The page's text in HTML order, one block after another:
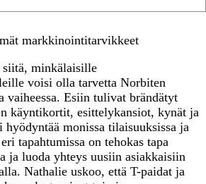
markkinointitarvikkeet
siitä, minkälaisille
voisi olla tarvetta Norbiten
vaiheessa. Esiin tulivat brändätyt
käyntikortit, esittelykansiot, kynät ja
monissa tilaisuuksissa ja
tapahtumissa on tehokas tapa
ja luoda yhteys uusiin asiakkaisiin
Nathalie uskoo, että T-paidat ja